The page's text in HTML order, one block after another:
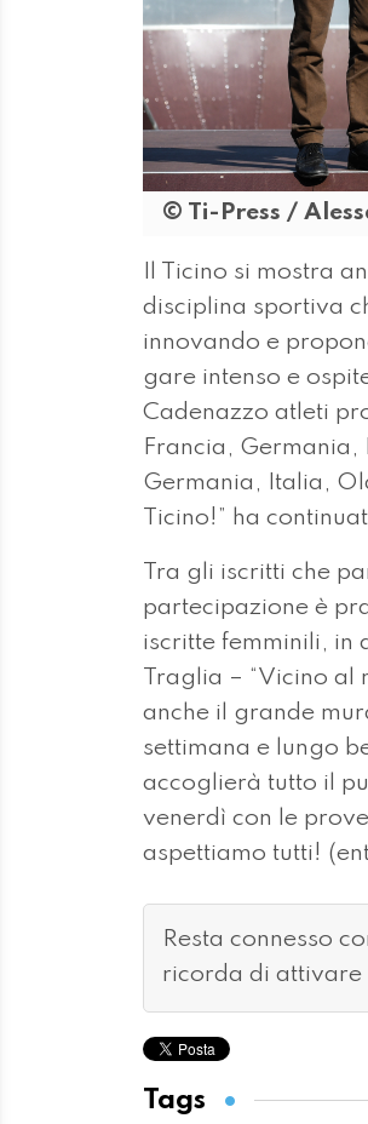
© Ti-Press /
Il Ticino si mostra
disciplina sportiva
innovando e
gare intenso e
Cadenazzo atleti
Francia, Germania,
Germania, Italia,
Ticino!” ha
Tra gli iscritti che
partecipazione è
iscritte femminili, in
Traglia – “Vicino al
anche il grande
settimana e lungo
accoglierà tutto il
venerdì con le
aspettiamo tutti!
Resta connesso
ricorda di attivare
Tags